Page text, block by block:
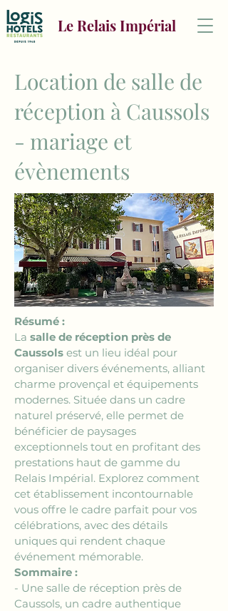
Le Relais Impérial
Location de salle de
réception à Caussols
- mariage et
évènements
Résumé :
La salle de réception près de
Caussols est un lieu idéal pour
organiser divers événements, alliant
charme provençal et équipements
modernes. Située dans un cadre
naturel préservé, elle permet de
bénéficier de paysages
exceptionnels tout en profitant des
prestations haut de gamme du
Relais Impérial. Explorez comment
cet établissement incontournable
vous offre le cadre parfait pour vos
célébrations, avec des détails
uniques qui rendent chaque
événement mémorable.
Sommaire :
- Une salle de réception près de
Caussols, un cadre authentique